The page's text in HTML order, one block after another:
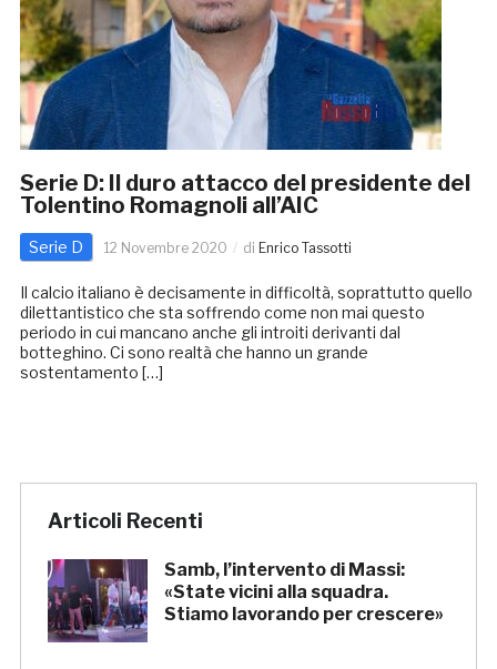
Serie D: Il duro attacco del presidente del
Tolentino Romagnoli all’AIC
Serie D 12 Novembre 2020 di Enrico Tassotti
Il calcio italiano è decisamente in difficoltà, soprattutto quello
dilettantistico che sta soffrendo come non mai questo
periodo in cui mancano anche gli introiti derivanti dal
botteghino. Ci sono realtà che hanno un grande
sostentamento […]
Articoli Recenti
Samb, l’intervento di Massi:
«State vicini alla squadra.
Stiamo lavorando per crescere»